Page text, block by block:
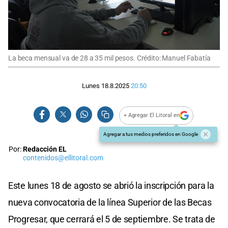
La beca mensual va de 28 a 35 mil pesos. Crédito: Manuel Fabatía
Lunes 18.8.2025 20:50
+ Agregar El Litoral en
Agregar a tus medios preferidos en Google
Por:Redacción EL
contenidos@ellitoral.com
Este lunes 18 de agosto se abrió la inscripción para la
nueva convocatoria de la línea Superior de las Becas
Progresar, que cerrará el 5 de septiembre. Se trata de